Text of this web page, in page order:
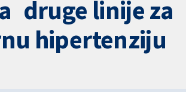
druge linije za
hipertenziju